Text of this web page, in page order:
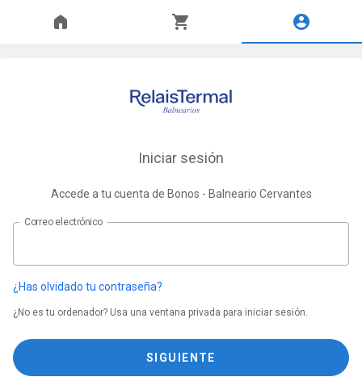
Iniciar sesión
Accede a tu cuenta de Bonos - Balneario Cervantes
Correo electrónico
¿Has olvidado tu contraseña?
¿No es tu ordenador? Usa una ventana privada para iniciar sesión.
SIGUIENTE